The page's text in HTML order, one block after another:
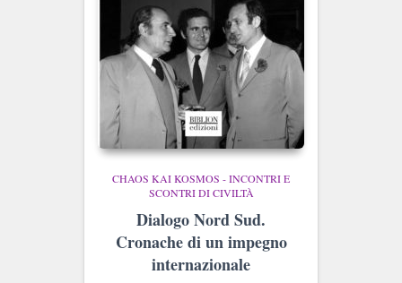
CHAOS KAI KOSMOS - INCONTRI E
SCONTRI DI CIVILTÀ
Dialogo Nord Sud.
Cronache di un impegno
internazionale